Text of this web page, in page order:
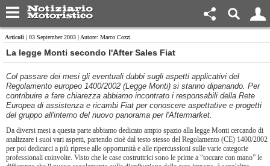
Articoli | 03 September 2003 | Autore: Marco Cozzi
La legge Monti secondo l'After Sales Fiat
Col passare dei mesi gli eventuali dubbi sugli aspetti applicativi del
Regolamento europeo 1400/2002 (Legge Monti) si stanno dipanando. Per
contribuire a fare chiarezza abbiamo incontrato i responsabili della Rete
Europea di assistenza e ricambi Fiat per conoscere aspettative e progetti
del gruppo all'interno del nuovo panorama per l'Aftermarket.
Da diversi mesi a questa parte abbiamo dedicato ampio spazio alla legge Monti cercando di
analizzare i suoi vari aspetti, partendo cioè dal testo stesso del Regolamento (CE) 1400/2002
per poi dedicarci a più riprese alle opportunità e alle ripercussioni sulle varie categorie
professionali coinvolte. Visto che le case costruttrici sono le prime a “toccare con mano” le